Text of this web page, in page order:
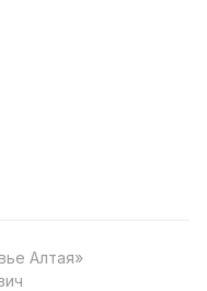
Алтая»